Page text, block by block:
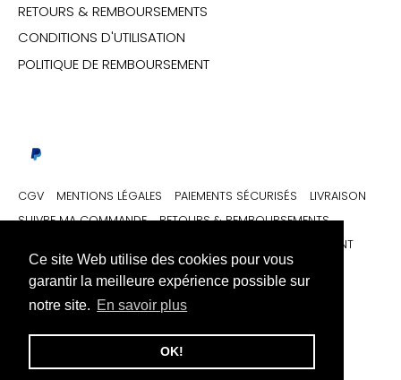
Ce site Web utilise des cookies pour vous
garantir la meilleure expérience possible sur
notre site. En savoir plus
OK!
RETOURS & REMBOURSEMENTS
CONDITIONS D'UTILISATION
POLITIQUE DE REMBOURSEMENT
CGV MENTIONS LÉGALES PAIEMENTS SÉCURISÉS
LIVRAISON
SUIVRE MA COMMANDE
RETOURS & REMBOURSEMENTS
POLITIQUE DE REMBOURSEMENT
Monnaie Langue